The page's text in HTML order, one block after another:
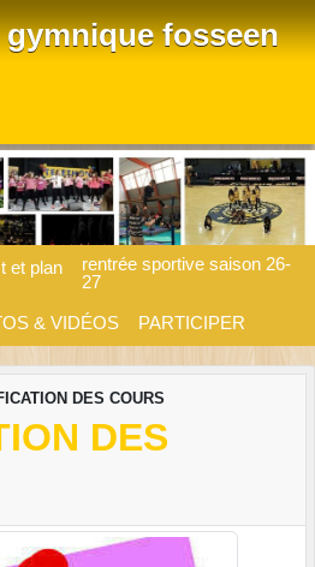
fosseen
et plan
rentrée sportive saison 26-
27
& VIDÉOS PARTICIPER
DES COURS
DES